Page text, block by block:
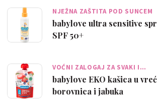
NJEŽNA ZAŠTITA POD SUNCEM
babylove ultra sensitive
SPF 50+
VOĆNI ZALOGAJ ZA SVAKI I…
babylove EKO kašica u
borovnica i jabuka